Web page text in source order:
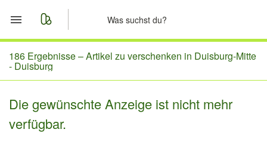
Start
Merkliste
Nachrichten
186 Ergebnisse –Artikel zu verschenken in Duisburg-Mitte
- Duisburg
Die gewünschte Anzeige ist nicht mehr
verfügbar.